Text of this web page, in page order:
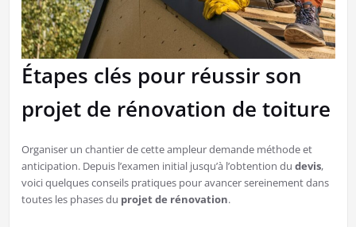
Étapes clés pour réussir son
projet de rénovation de toiture
Organiser un chantier de cette ampleur demande méthode et
anticipation. Depuis l’examen initial jusqu’à l’obtention du devis,
voici quelques conseils pratiques pour avancer sereinement dans
toutes les phases du projet de rénovation.